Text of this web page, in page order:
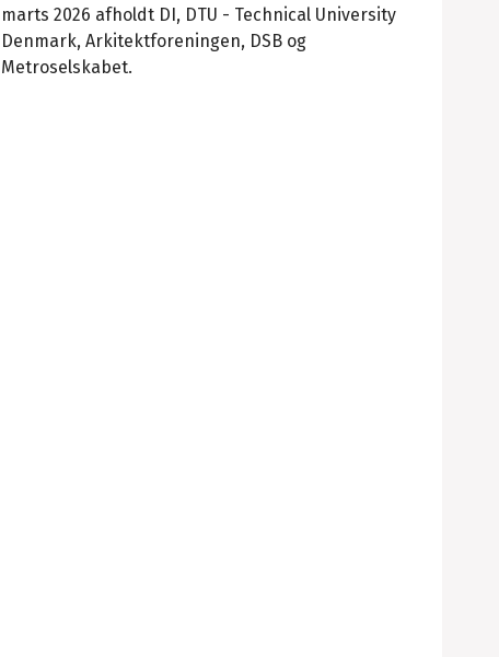
marts 2026 afholdt DI, DTU - Technical University
Denmark, Arkitektforeningen, DSB og
Metroselskabet.